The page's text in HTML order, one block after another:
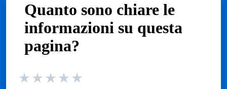
Quanto sono chiare le
informazioni su questa
pagina?
Valuta da 1 a 5 stelle la pagina